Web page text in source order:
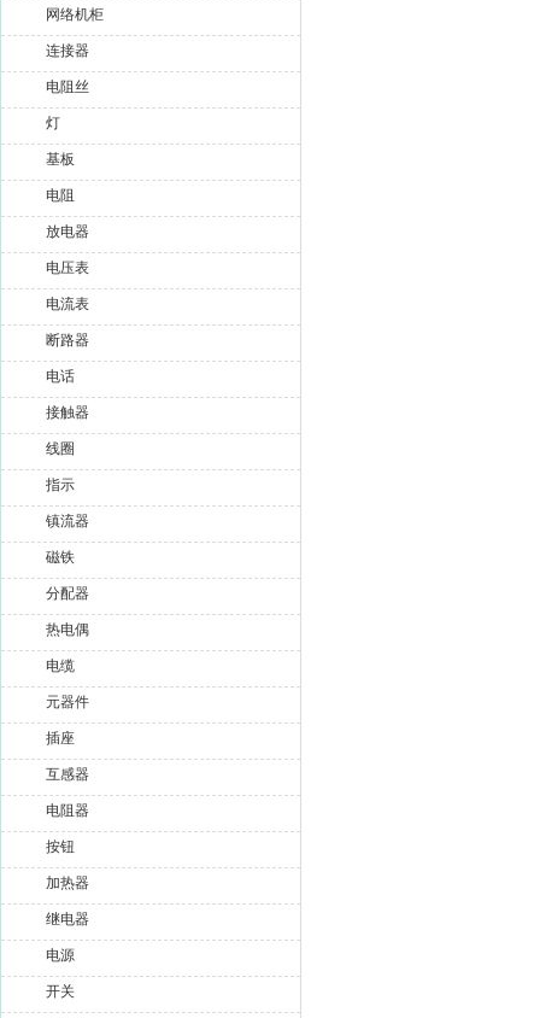
网络机柜
连接器
电阻丝
灯
基板
电阻
放电器
电压表
电流表
断路器
电话
接触器
线圈
指示
镇流器
磁铁
分配器
热电偶
电缆
元器件
插座
互感器
电阻器
按钮
加热器
继电器
电源
开关